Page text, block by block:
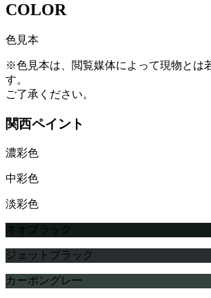
COLOR
色見本
※色見本は、閲覧媒体によって現物とは
す。
ご了承ください。
関西ペイント
濃彩色
中彩色
淡彩色
ネオブラック
ジェットブラック
カーボングレー